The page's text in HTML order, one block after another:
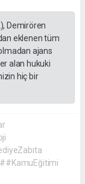
Demirören
eklenen tüm
ajans
alan hukuki
hiç bir
##KamuEğitimi